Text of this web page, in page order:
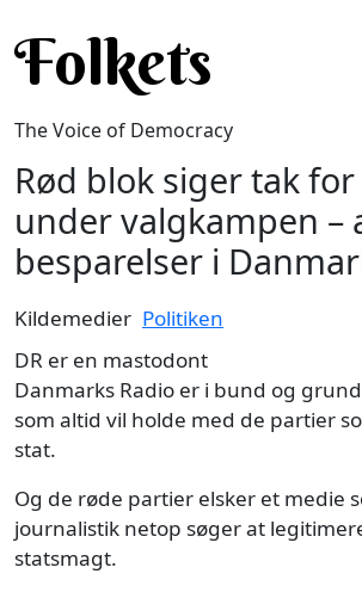
Folkets
The Voice of Democracy
Rød blok siger tak
under valgkampen –
besparelser i
Kildemedier Politiken
DR er en mastodont
Danmarks Radio er i bund og
som altid vil holde med de partier
stat.
Og de røde partier elsker et medie
journalistik netop søger at
statsmagt.